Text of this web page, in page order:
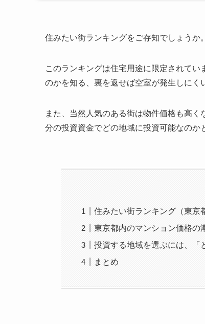
住みたい街ランキングをご存知でしょうか
このランキングは住宅用途に限定されて
のかを知る、裏を返せば空室が発生しにく
また、当然人気のある街は物件価格も高
分の投資資金でどの地域に投資可能なのか
住みたい街ランキング（東京
東京都内のマンション価格の
投資する地域を選ぶには、「
まとめ